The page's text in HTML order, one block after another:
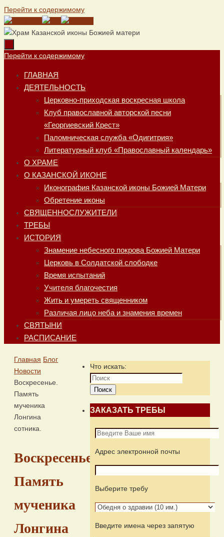
Перейти к содержимому
Перейти к содержимому
ГЛАВНАЯ
ДЕЯТЕЛЬНОСТЬ
Церковно-приходская воскресная школа
Клуб православной авторской песни
«Георгиевский Крест»
Паломническая служба «Одигитрия»
Литературный клуб «Православный календарь»
О ХРАМЕ
О КАЗАНСКОЙ ИКОНЕ
Иконография Казанской иконы Божией Матери
Обретение иконы
СВЯЩЕННОСЛУЖИТЕЛИ
ТРЕБЫ
ИСТОРИЯ
Знамение небесного покрова Божией Матери
Церковь в Солдатской слободке
Время испытаний
Учителя благочестия
Жить и умереть священником
Различая лицо неба и знамения времен
СВЯТЫНИ
РАСПИСАНИЕ
Главная Блог
Новости
Воскресенье.
Память
мученика
Лонгина
сотника.
Воскресенье.
Память
мученика
Лонгина
Что искать:
Поиск
ЗАКАЗАТЬ ТРЕБЫ
Адрес электронной почты
Выберите требу
Введите имена через запятую